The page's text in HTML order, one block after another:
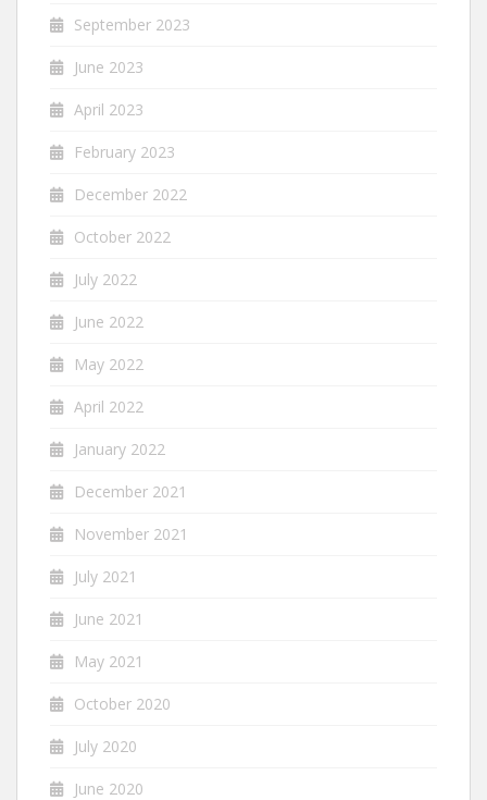
September 2023
June 2023
April 2023
February 2023
December 2022
October 2022
July 2022
June 2022
May 2022
April 2022
January 2022
December 2021
November 2021
July 2021
June 2021
May 2021
October 2020
July 2020
June 2020